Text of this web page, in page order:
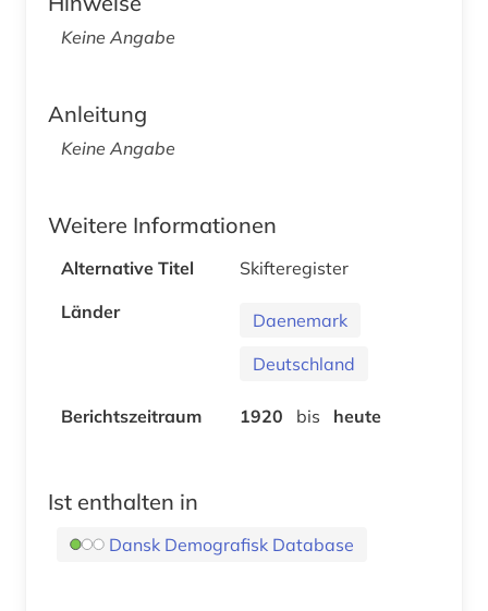
Keine Angabe
Anleitung
Keine Angabe
Weitere Informationen
Alternative Titel
Skifteregister
Länder
Daenemark
Deutschland
Berichtszeitraum 1920 bis heute
Ist enthalten in
Dansk Demografisk Database